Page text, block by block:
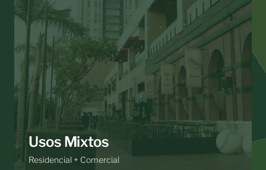
Usos Mixtos
Residencial + Comercial